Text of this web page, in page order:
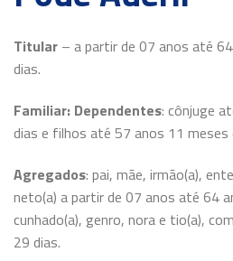
Titular – a partir de 07 anos até
dias.
Familiar: Dependentes: cônjuge
dias e filhos até 57 anos 11 meses
Agregados: pai, mãe, irmão(a),
neto(a) a partir de 07 anos até 64
cunhado(a), genro, nora e tio(a),
29 dias.